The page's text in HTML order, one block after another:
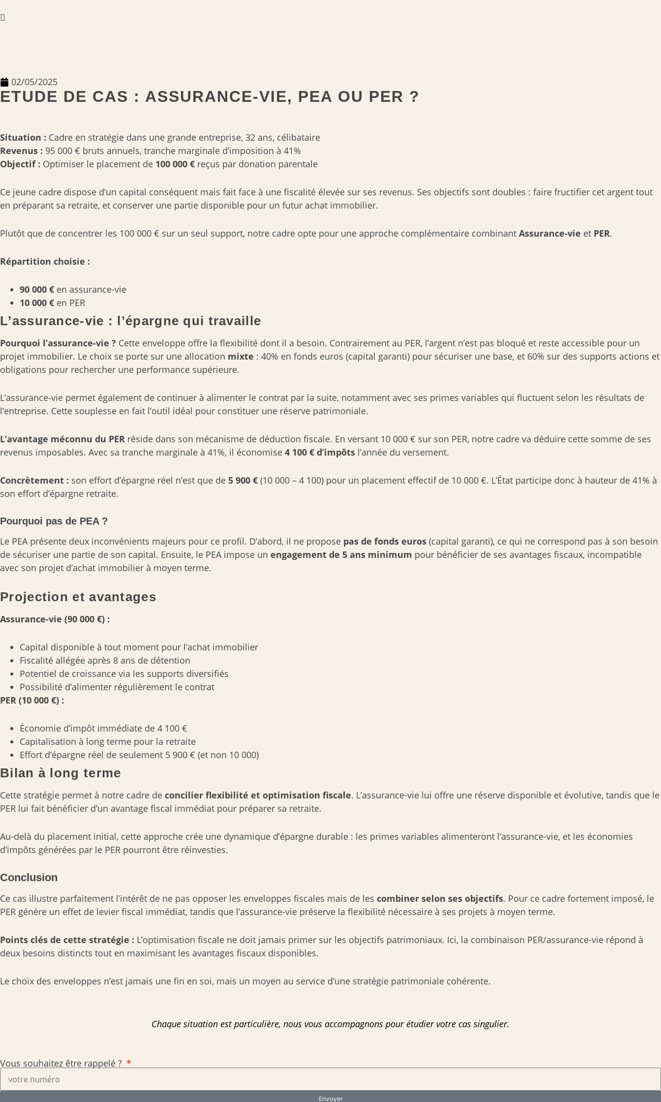
02/05/2025
ETUDE DE CAS : ASSURANCE-VIE, PEA OU PER ?
Situation : Cadre en stratégie dans une grande entreprise, 32 ans, célibataire
Revenus : 95 000 € bruts annuels, tranche marginale d’imposition à 41%
Objectif : Optimiser le placement de 100 000 € reçus par donation parentale
Ce jeune cadre dispose d’un capital conséquent mais fait face à une fiscalité élevée sur ses revenus. Ses objectifs sont doubles : faire fructifier cet argent tout
en préparant sa retraite, et conserver une partie disponible pour un futur achat immobilier.
Plutôt que de concentrer les 100 000 € sur un seul support, notre cadre opte pour une approche complémentaire combinant Assurance-vie et PER.
Répartition choisie :
90 000 € en assurance-vie
10 000 € en PER
L’assurance-vie : l’épargne qui travaille
Pourquoi l’assurance-vie ? Cette enveloppe offre la flexibilité dont il a besoin. Contrairement au PER, l’argent n’est pas bloqué et reste accessible pour un
projet immobilier. Le choix se porte sur une allocation mixte : 40% en fonds euros (capital garanti) pour sécuriser une base, et 60% sur des supports actions et
obligations pour rechercher une performance supérieure.
L’assurance-vie permet également de continuer à alimenter le contrat par la suite, notamment avec ses primes variables qui fluctuent selon les résultats de
l’entreprise. Cette souplesse en fait l’outil idéal pour constituer une réserve patrimoniale.
L’avantage méconnu du PER réside dans son mécanisme de déduction fiscale. En versant 10 000 € sur son PER, notre cadre va déduire cette somme de ses
revenus imposables. Avec sa tranche marginale à 41%, il économise 4 100 € d’impôts l’année du versement.
Concrètement : son effort d’épargne réel n’est que de 5 900 € (10 000 – 4 100) pour un placement effectif de 10 000 €. L’État participe donc à hauteur de 41% à
son effort d’épargne retraite.
Pourquoi pas de PEA ?
Le PEA présente deux inconvénients majeurs pour ce profil. D’abord, il ne propose pas de fonds euros (capital garanti), ce qui ne correspond pas à son besoin
de sécuriser une partie de son capital. Ensuite, le PEA impose un engagement de 5 ans minimum pour bénéficier de ses avantages fiscaux, incompatible
avec son projet d’achat immobilier à moyen terme.
Projection et avantages
Assurance-vie (90 000 €) :
Capital disponible à tout moment pour l’achat immobilier
Fiscalité allégée après 8 ans de détention
Potentiel de croissance via les supports diversifiés
Possibilité d’alimenter régulièrement le contrat
PER (10 000 €) :
Économie d’impôt immédiate de 4 100 €
Capitalisation à long terme pour la retraite
Effort d’épargne réel de seulement 5 900 € (et non 10 000)
Bilan à long terme
Cette stratégie permet à notre cadre de concilier flexibilité et optimisation fiscale. L’assurance-vie lui offre une réserve disponible et évolutive, tandis que le
PER lui fait bénéficier d’un avantage fiscal immédiat pour préparer sa retraite.
Au-delà du placement initial, cette approche crée une dynamique d’épargne durable : les primes variables alimenteront l’assurance-vie, et les économies
d’impôts générées par le PER pourront être réinvesties.
Conclusion
Ce cas illustre parfaitement l’intérêt de ne pas opposer les enveloppes fiscales mais de les combiner selon ses objectifs. Pour ce cadre fortement imposé, le
PER génère un effet de levier fiscal immédiat, tandis que l’assurance-vie préserve la flexibilité nécessaire à ses projets à moyen terme.
Points clés de cette stratégie : L’optimisation fiscale ne doit jamais primer sur les objectifs patrimoniaux. Ici, la combinaison PER/assurance-vie répond à
deux besoins distincts tout en maximisant les avantages fiscaux disponibles.
Le choix des enveloppes n’est jamais une fin en soi, mais un moyen au service d’une stratégie patrimoniale cohérente.
Chaque situation est particulière, nous vous accompagnons pour étudier votre cas singulier.
Vous souhaitez être rappelé ?
Envoyer